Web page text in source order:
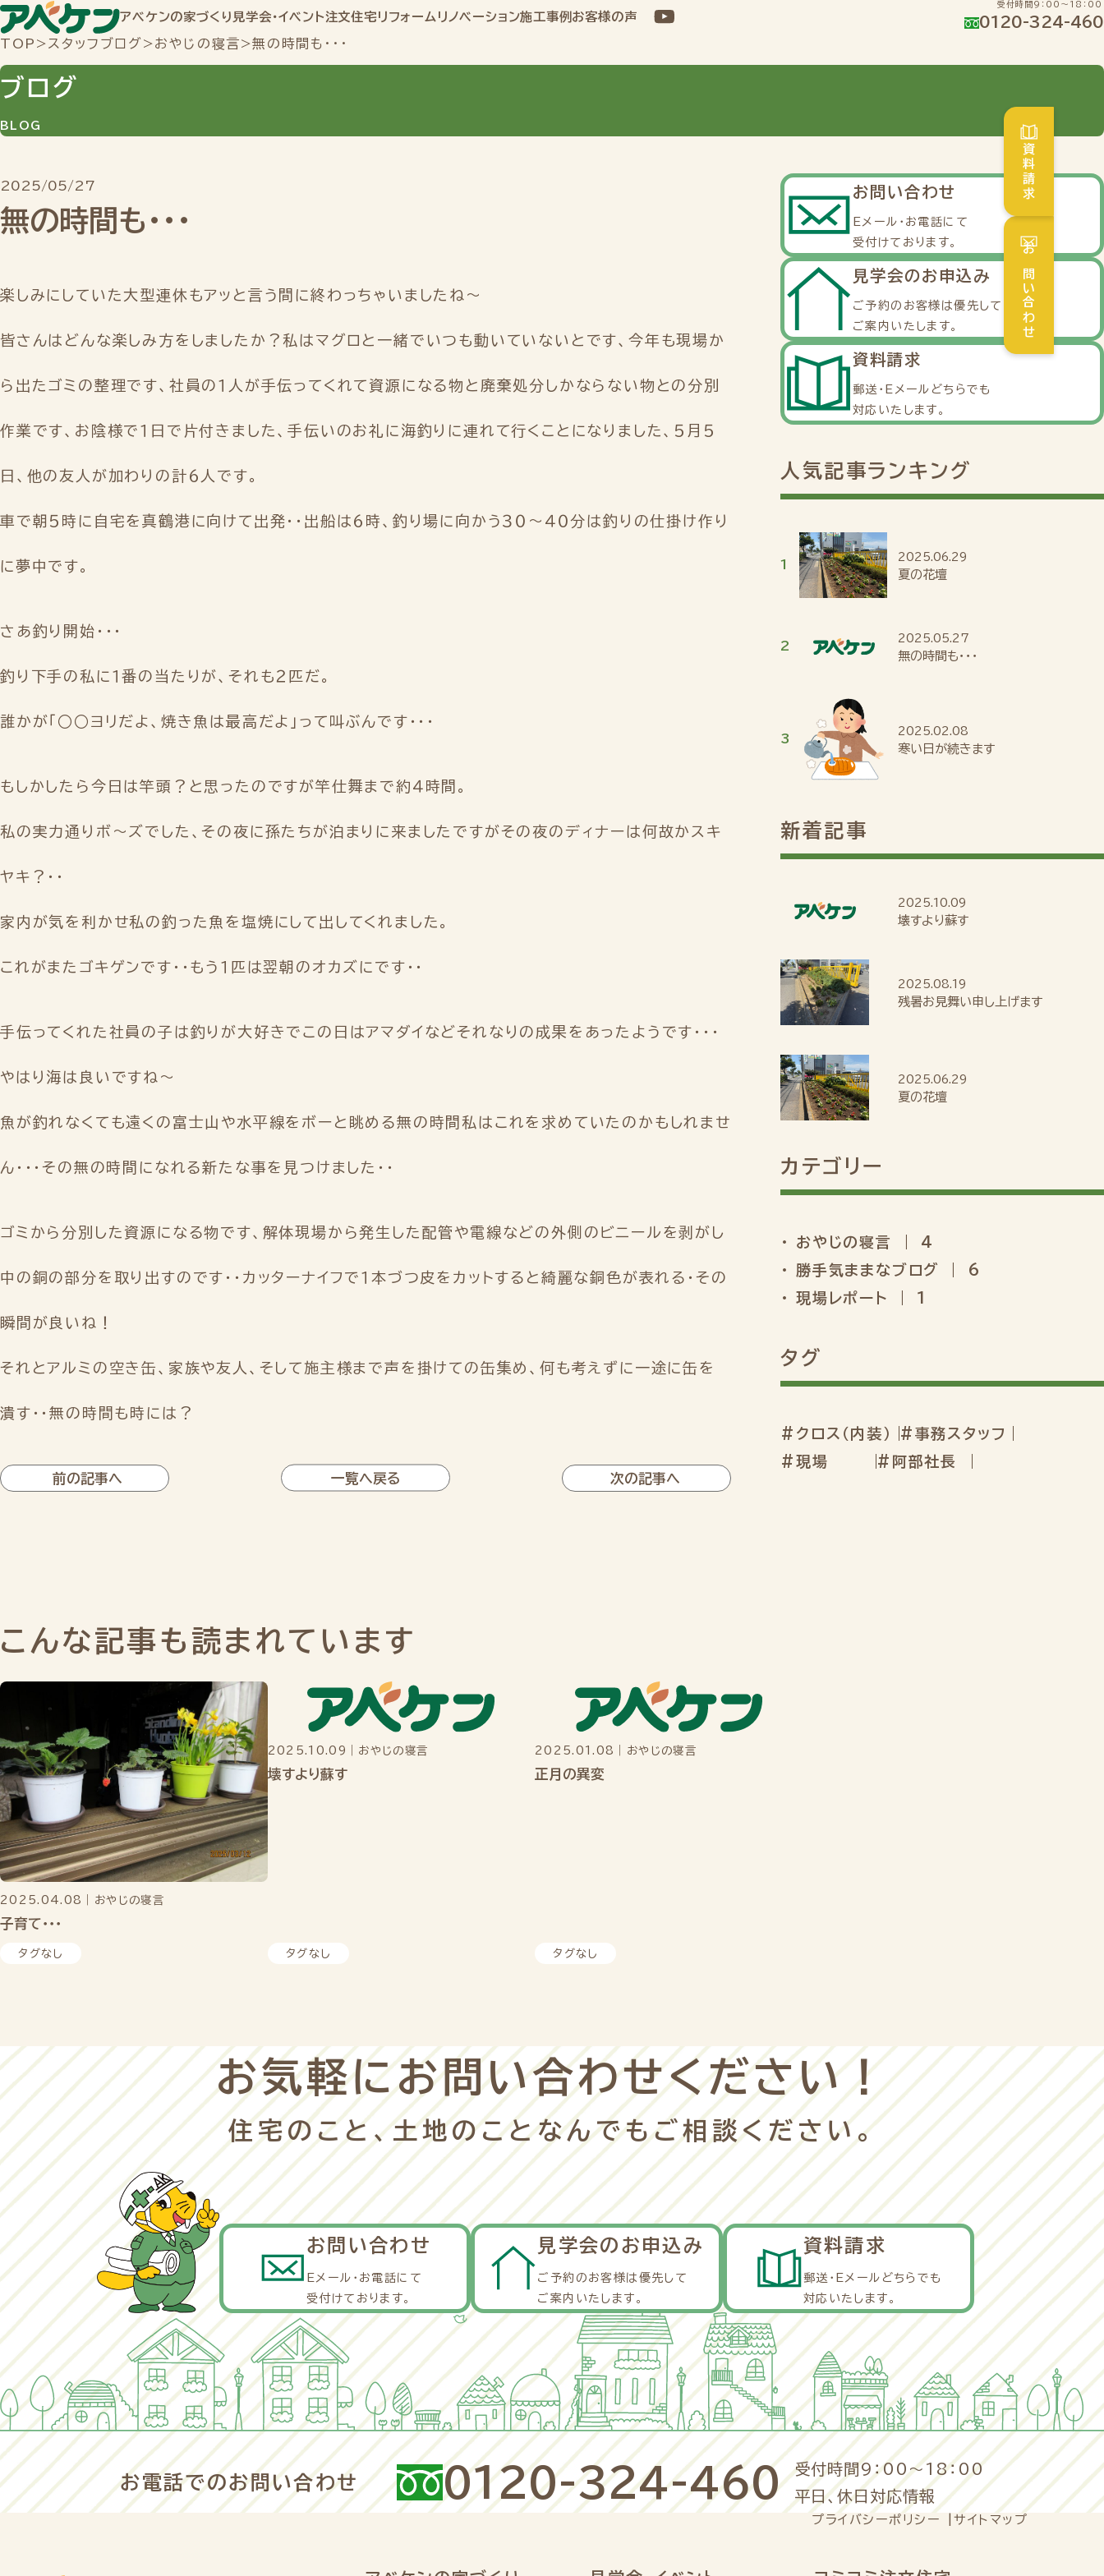
アベケンの家づくり 見学会・イベント注文住宅リフォーム リノベーション施工事例 お客様の声
受付時間9：00～18：00
0120-324-460
お問い合わせ
資料請求
TOP > スタッフブログ>おやじの寝言>無の時間も・・・
ブログ
BLOG
2025/05/27
無の時間も・・・
楽しみにしていた大型連休もアッと言う間に終わっちゃいましたね～
皆さんはどんな楽しみ方をしましたか？私はマグロと一緒でいつも動いていないとです、今年も現場か
ら出たゴミの整理です、社員の１人が手伝ってくれて資源になる物と廃棄処分しかならない物との分別
作業です、お陰様で１日で片付きました、手伝いのお礼に海釣りに連れて行くことになりました、５月５
日、他の友人が加わりの計６人です。
車で朝５時に自宅を真鶴港に向けて出発・・出船は６時、釣り場に向かう３０～４０分は釣りの仕掛け作り
に夢中です。
さあ釣り開始・・・
釣り下手の私に１番の当たりが、それも２匹だ。
誰かが「○○ヨリだよ、焼き魚は最高だよ」って叫ぶんです・・・
もしかしたら今日は竿頭？と思ったのですが竿仕舞まで約４時間。
私の実力通りボ～ズでした、その夜に孫たちが泊まりに来ましたですがその夜のディナーは何故かスキ
ヤキ？・・
家内が気を利かせ私の釣った魚を塩焼にして出してくれました。
これがまたゴキゲンです・・もう１匹は翌朝のオカズにです・・
手伝ってくれた社員の子は釣りが大好きでこの日はアマダイなどそれなりの成果をあったようです・・・
やはり海は良いですね～
魚が釣れなくても遠くの富士山や水平線をボーと眺める無の時間私はこれを求めていたのかもしれませ
ん・・・その無の時間になれる新たな事を見つけました・・
ゴミから分別した資源になる物です、解体現場から発生した配管や電線などの外側のビニールを剥がし
中の銅の部分を取り出すのです・・カッターナイフで１本づつ皮をカットすると綺麗な銅色が表れる・その
瞬間が良いね！
それとアルミの空き缶、家族や友人、そして施主様まで声を掛けての缶集め、何も考えずに一途に缶を
潰す・・無の時間も時には？
前の記事へ 一覧へ戻る 次の記事へ
お問い合わせ
Eメール・お電話にて
受付けております。
見学会のお申込み
ご予約のお客様は優先して
ご案内いたします。
資料請求
郵送・Eメールどちらでも
対応いたします。
人気記事ランキング
2025.06.29
夏の花壇
2025.05.27
無の時間も・・・
2025.02.08
寒い日が続きます
新着記事
2025.10.09
壊すより蘇す
2025.08.19
残暑お見舞い申し上げます
2025.06.29
夏の花壇
カテゴリー
おやじの寝言 ｜ 4
勝手気ままなブログ ｜ 6
現場レポート ｜ 1
タグ
#クロス（内装）
#事務スタッフ
#現場
#阿部社長
こんな記事も読まれています
2025.04.08 おやじの寝言
子育て・・・
タグなし
2025.10.09 おやじの寝言
壊すより蘇す
タグなし
2025.01.08 おやじの寝言
正月の異変
タグなし
お気軽にお問い合わせください！
住宅のこと、土地のことなんでもご相談ください。
お問い合わせ
Eメール・お電話にて
受付けております。
見学会のお申込み
ご予約のお客様は優先して
ご案内いたします。
資料請求
郵送・Eメールどちらでも
対応いたします。
お電話でのお問い合わせ 0120-324-460
受付時間9：00～18：00
平日、休日対応情報
プライバシーポリシー サイトマップ